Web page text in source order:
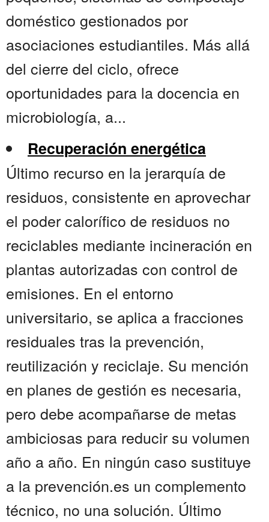
doméstico gestionados por
asociaciones estudiantiles. Más allá
del cierre del ciclo, ofrece
oportunidades para la docencia en
microbiología, a...
Recuperación energética
Último recurso en la jerarquía de
residuos, consistente en aprovechar
el poder calorífico de residuos no
reciclables mediante incineración en
plantas autorizadas con control de
emisiones. En el entorno
universitario, se aplica a fracciones
residuales tras la prevención,
reutilización y reciclaje. Su mención
en planes de gestión es necesaria,
pero debe acompañarse de metas
ambiciosas para reducir su volumen
año a año. En ningún caso sustituye
a la prevención.es un complemento
técnico, no una solución. Último